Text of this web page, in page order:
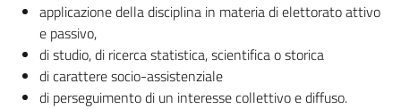
applicazione della disciplina in materia di elettorato attivo
e passivo,
di studio, di ricerca statistica, scientifica o storica
di carattere socio-assistenziale
di perseguimento di un interesse collettivo e diffuso.